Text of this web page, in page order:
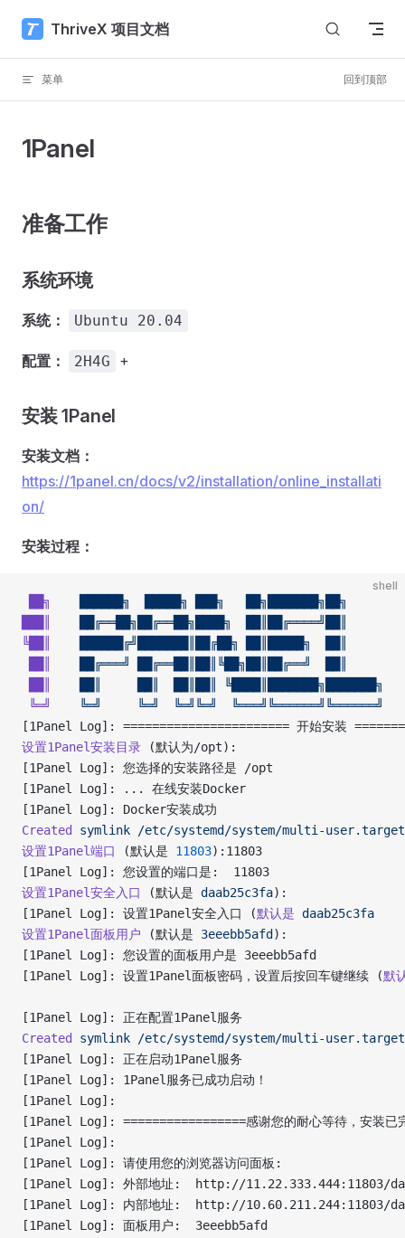
Skip to content
ThriveX 项目文档
菜单 回到顶部
1Panel
准备工作
系统环境
系统： Ubuntu 20.04
配置： 2H4G +
安装 1Panel
安装文档：
https://1panel.cn/docs/v2/installation/online_installati
on/
安装过程：
shell
██╗
    ██████╗
  █████╗
███╗
   ██╗███████╗██╗
    ██╔══██╗██╔══██╗████╗
  ██║██╔════╝██║
╚██║
    ██████╔╝███████║██╔██╗
██║█████╗
    ██╔═══╝
██╔══██║██║╚██╗██║██╔══╝
╚████║███████╗███████╗
╚═╝
    ╚═╝
     ╚═╝
  ╚═╝╚═╝
  ╚═══╝╚══════╝╚══════╝
[1Panel Log]: ======================= 开始安装
设置1Panel安装目录 (默认为/opt):
[1Panel Log]: 您选择的安装路径是 /opt
[1Panel Log]: ... 在线安装Docker
[1Panel Log]: Docker安装成功
Created
symlink /etc/systemd/system/multi-
设置1Panel端口
(默认是 11803):11803
[1Panel Log]: 您设置的端口是:  11803
设置1Panel安全入口
(默认是 daab25c3fa):
[1Panel Log]: 设置1Panel安全入口 (默认是 daab25c3fa
设置1Panel面板用户 (默认是 3eeebb5afd ):
[1Panel Log]: 您设置的面板用户是 3eeebb5afd
[1Panel Log]: 设置1Panel面板密码，设置后按回车键继续 (默
[1Panel Log]: 正在配置1Panel服务
Created
symlink /etc/systemd/system/multi-
[1Panel Log]: 正在启动1Panel服务
[1Panel Log]: 1Panel服务已成功启动！
[1Panel Log]:
[1Panel Log]: =================感谢您的耐心等待，安装已
[1Panel Log]:
[1Panel Log]: 请使用您的浏览器访问面板:
[1Panel Log]: 外部地址:  http://11.22.333.444:11803/
[1Panel Log]: 内部地址:  http://10.60.211.244:11803/
[1Panel Log]: 面板用户:  3eeebb5afd